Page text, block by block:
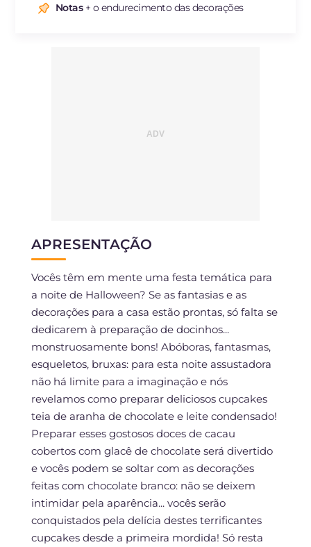
Sódio mg
Notas+ o endurecimento das decorações
APRESENTAÇÃO
Vocês têm em mente uma festa temática para
a noite de Halloween? Se as fantasias e as
decorações para a casa estão prontas, só falta se
dedicarem à preparação de docinhos...
monstruosamente bons! Abóboras, fantasmas,
esqueletos, bruxas: para esta noite assustadora
não há limite para a imaginação e nós
revelamos como preparar deliciosos cupcakes
teia de aranha de chocolate e leite condensado!
Preparar esses gostosos doces de cacau
cobertos com glacê de chocolate será divertido
e vocês podem se soltar com as decorações
feitas com chocolate branco: não se deixem
intimidar pela aparência... vocês serão
conquistados pela delícia destes terrificantes
cupcakes desde a primeira mordida! Só resta